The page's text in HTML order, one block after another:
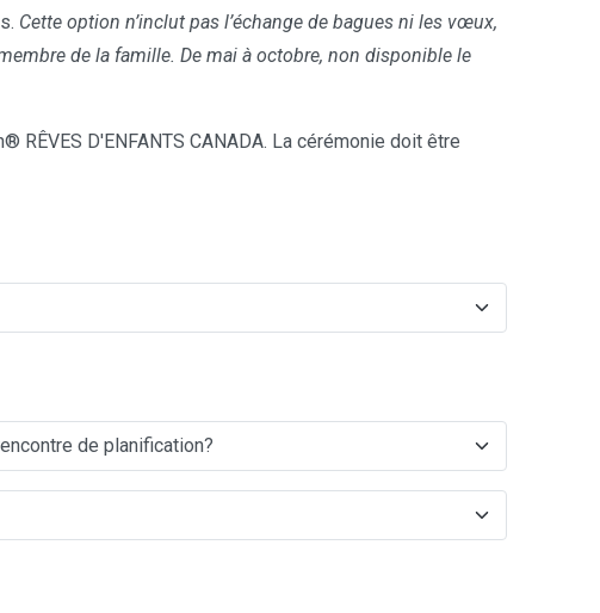
Cette option n’inclut pas l’échange de bagues ni les vœux,
de la famille. De mai à octobre, non disponible le
D'ENFANTS CANADA. La cérémonie doit être